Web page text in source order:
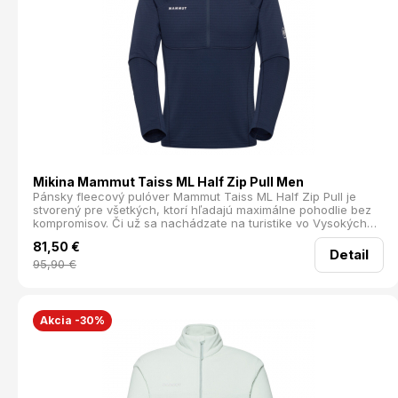
Mikina Mammut Taiss ML Half Zip Pull Men
Pánsky fleecový pulóver Mammut Taiss ML Half Zip Pull je
stvorený pre všetkých, ktorí hľadajú maximálne pohodlie bez
kompromisov. Či už sa nachádzate na turistike vo Vysokých
Tatrách alebo prechádzate mestskými ulicami, tento pulóver
vás nesklame.
81,50 €
95,90€
Detail
Akcia -30%